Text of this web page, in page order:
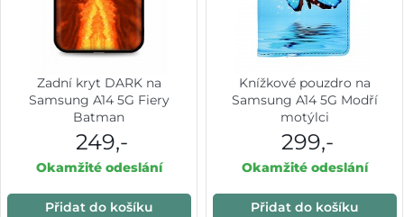
Zadní kryt DARK na
Samsung A14 5G Fiery
Batman
249,-
Okamžité odeslání
Přidat do košíku
Knížkové pouzdro na
Samsung A14 5G Modří
motýlci
299,-
Okamžité odeslání
Přidat do košíku